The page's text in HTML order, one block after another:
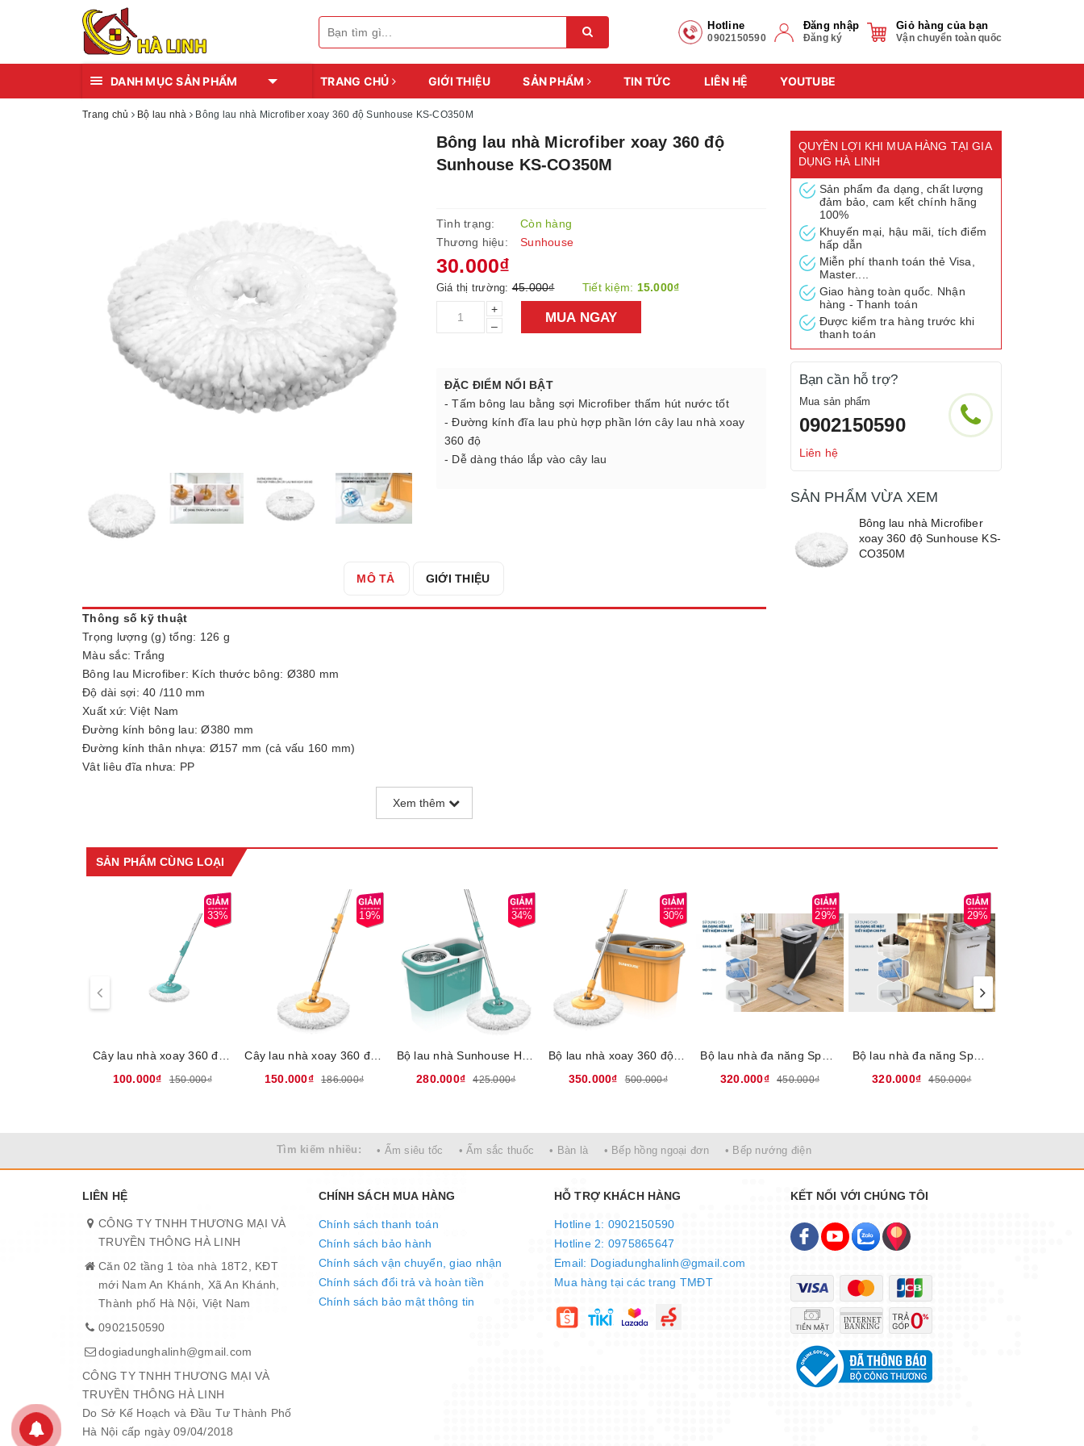
Hotline
0902150590
Đăng nhập
Đăng ký
Giỏ hàng của bạn
Vận chuyển toàn quốc
DANH MỤC SẢN PHẨM TRANG CHỦ GIỚI THIỆU SẢN PHẨM TIN TỨC LIÊN HỆ YOUTUBE
Trang chủ Bộ lau nhà Bông lau nhà Microfiber xoay 360 độ Sunhouse KS-CO350M
Bông lau nhà Microfiber xoay 360 độ
Sunhouse KS-CO350M
Tình trạng:
Còn hàng
Thương hiệu:
Sunhouse
30.000₫
Giá thị trường:45.000₫ Tiết kiệm: 15.000₫
+
–
MUA NGAY
ĐẶC ĐIỂM NỔI BẬT
- Tấm bông lau bằng sợi Microfiber thấm hút nước tốt
- Đường kính đĩa lau phù hợp phần lớn cây lau nhà xoay
360 độ
- Dễ dàng tháo lắp vào cây lau
MÔ TẢ GIỚI THIỆU
Thông số kỹ thuật
Trọng lượng (g) tổng: 126 g
Màu sắc: Trắng
Bông lau Microfiber: Kích thước bông: Ø380 mm
Độ dài sợi: 40 /110 mm
Xuất xứ: Việt Nam
Đường kính bông lau: Ø380 mm
Đường kính thân nhựa: Ø157 mm (cả vấu 160 mm)
Vật liệu đĩa nhựa: PP
Cây lau nhà 360 độ là sự lựa chọn của rất nhiều chị em nhờ ưu điểm tiện dụng và nhẹ nhàng hơn so với những cây lau nhà
thông thường khác. Tuy nhiên, khi phải vệ sinh nhiều nơi khác nhau trong nhà khiến bạn phải thay cây lau nhà liên tục vì bông
Bông lau nhà Microfiber xoay 360 độ SUNHOUSE KS-CO350M
lau nhà khác và là một sản phẩm không thể thiếu trong căn nhà của bạn.
Xem thêm
QUYỀN LỢI KHI MUA HÀNG TẠI GIA
DỤNG HÀ LINH
Sản phẩm đa dạng, chất lượng
đảm bảo, cam kết chính hãng
100%
Khuyến mại, hậu mãi, tích điểm
hấp dẫn
Miễn phí thanh toán thẻ Visa,
Master....
Giao hàng toàn quốc. Nhận
hàng - Thanh toán
Được kiểm tra hàng trước khi
thanh toán
Bạn cần hỗ trợ?
Mua sản phẩm
0902150590
Liên hệ
SẢN PHẨM VỪA XEM
Bông lau nhà Microfiber
xoay 360 độ Sunhouse KS-
CO350M
SẢN PHẨM CÙNG LOẠI
33%
100.000₫
150.000₫
19%
Cây lau nhà xoay 360 độ Sunhouse KS-MO350I, inox chắc chắn, điều chỉnh chiều cao dễ dàng, bông lau thấm hút nước tốt
150.000₫
186.000₫
34%
280.000₫
425.000₫
30%
350.000₫
500.000₫
29%
320.000₫
450.000₫
29%
Bộ lau nhà đa năng Space saving Sunhouse KS-CL3211PW - Bông lau sợi tổng hợp thấm hút tốt, Vắt khô nhanh và sạch, Cây lau xoay 360º dễ dàng, Bảo hành chính hãng 6 tháng
320.000₫
450.000₫
Tìm kiếm nhiều: • Ấm siêu tốc • Ấm sắc thuốc • Bàn là • Bếp hồng ngoại đơn • Bếp nướng điện
LIÊN HỆ
CÔNG TY TNHH THƯƠNG MẠI VÀ
TRUYỀN THÔNG HÀ LINH
Căn 02 tầng 1 tòa nhà 18T2, KĐT
mới Nam An Khánh, Xã An Khánh,
Thành phố Hà Nội, Việt Nam
0902150590
dogiadunghalinh@gmail.com
CÔNG TY TNHH THƯƠNG MẠI VÀ
TRUYỀN THÔNG HÀ LINH
Do Sở Kế Hoạch và Đầu Tư Thành Phố
Hà Nội cấp ngày 09/04/2018
CHÍNH SÁCH MUA HÀNG
Chính sách thanh toán
Chính sách bảo hành
Chính sách vận chuyển, giao nhận
Chính sách đổi trả và hoàn tiền
Chính sách bảo mật thông tin
HỖ TRỢ KHÁCH HÀNG
Hotline 1: 0902150590
Hotline 2: 0975865647
Email: Dogiadunghalinh@gmail.com
Mua hàng tại các trang TMĐT
KẾT NỐI VỚI CHÚNG TÔI